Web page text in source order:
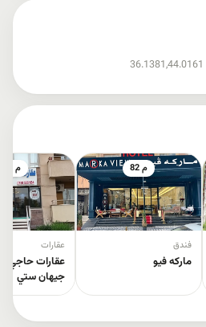
82 م
فندق
مارکە فیو
97 م
عقارات
عقارات حاجي
جیهان ستي
36.1381,44.0161